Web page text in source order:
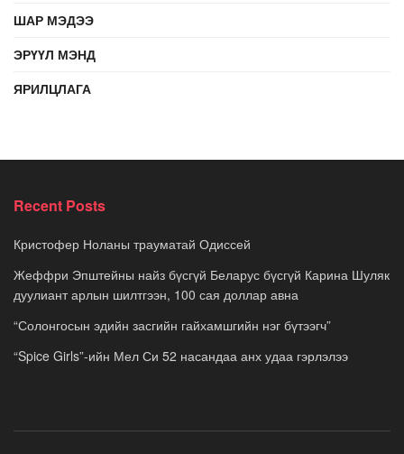
ШАР МЭДЭЭ
ЭРҮҮЛ МЭНД
ЯРИЛЦЛАГА
Recent Posts
Кристофер Ноланы трауматай Одиссей
Жеффри Эпштейны найз бүсгүй Беларус бүсгүй Карина Шуляк
дуулиант арлын шилтгээн, 100 сая доллар авна
“Солонгосын эдийн засгийн гайхамшгийн нэг бүтээгч”
“Spice Girls”-ийн Мел Си 52 насандаа анх удаа гэрлэлээ